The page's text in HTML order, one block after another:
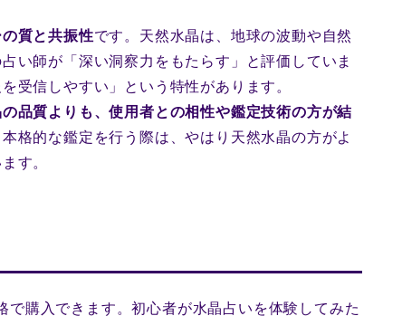
質と共振性です。天然水晶は、地球の波動や自然
い師が「深い洞察力をもたらす」と評価していま
受信しやすい」という特性があります。
の品質よりも、使用者との相性や鑑定技術の方が結
格的な鑑定を行う際は、やはり天然水晶の方がよ
す。
購入できます。初心者が水晶占いを体験してみた